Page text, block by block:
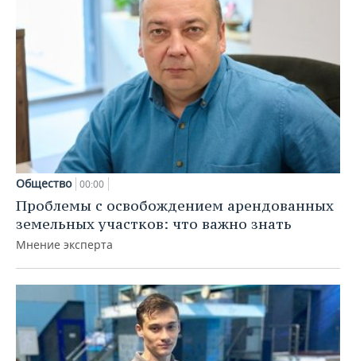
Общество 00:00
Проблемы с освобождением арендованных
земельных участков: что важно знать
Мнение эксперта